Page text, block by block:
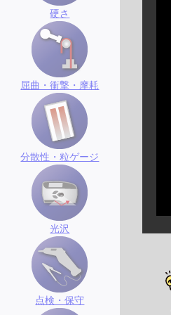
硬さ
屈曲・衝撃・摩耗
分散性・粒ゲージ
光沢
点検・保守